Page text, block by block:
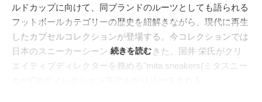
ルドカップに向けて、同ブランドのルーツとしても語られる
フットボールカテゴリーの歴史を紐解きながら、現代に再生
したカプセルコレクションが登場する。今コレクションでは
日本のスニーカーシーンを牽引してきた、国井 栄氏がクリ
エイティブディレクターを務める"mita sneakers(ミタスニー
続きを読む